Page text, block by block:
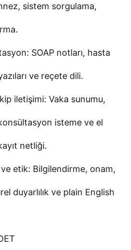
sistem sorgulama,
SOAP notları, hasta
ve reçete dili.
iletişimi: Vaka sunumu,
isteme ve el
netliği.
etik: Bilgilendirme, onam,
duyarlılık ve plain English